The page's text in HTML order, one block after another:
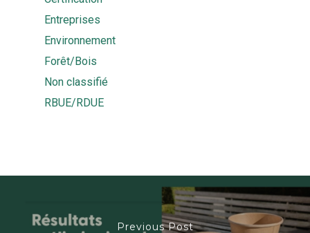
Entreprises
Environnement
Forêt/Bois
Non classifié
RBUE/RDUE
Previous Post